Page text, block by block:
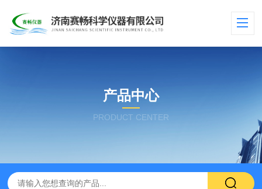
产品中心
PRODUCT CENTER